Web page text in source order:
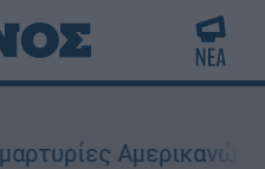
Αμερικανών που